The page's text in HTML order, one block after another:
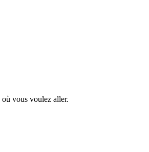
vous voulez aller.